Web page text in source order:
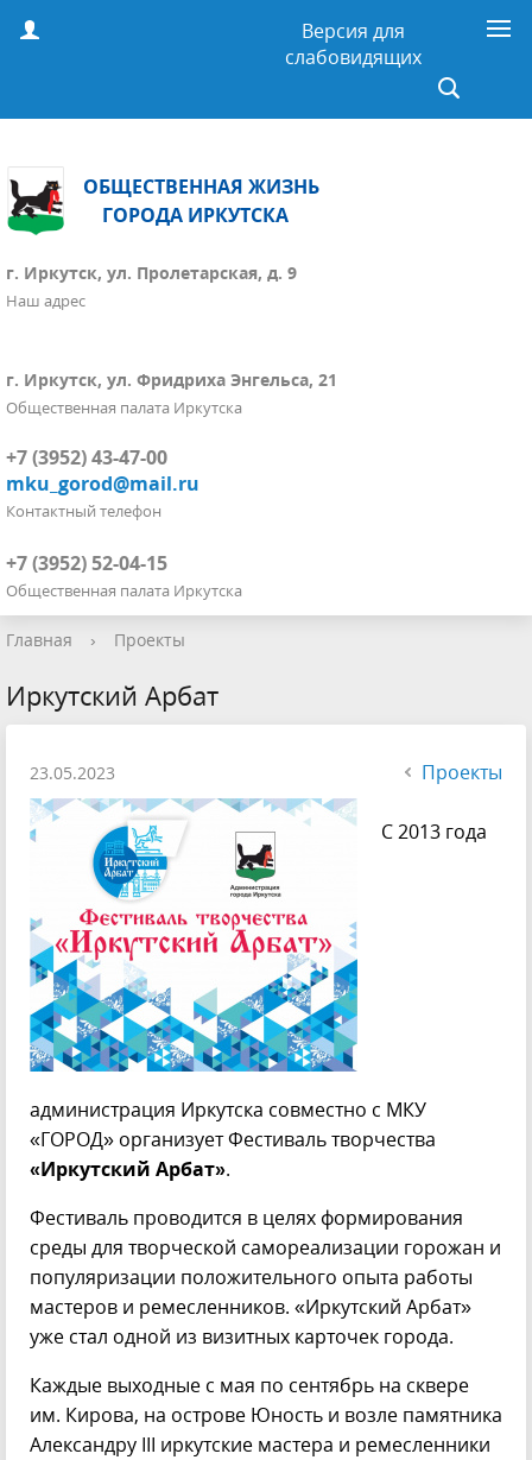
Версия для
слабовидящих
ОБЩЕСТВЕННАЯ ЖИЗНЬ
ГОРОДА ИРКУТСКА
г. Иркутск, ул. Пролетарская, д. 9
Наш адрес
г. Иркутск, ул. Фридриха Энгельса, 21
Общественная палата Иркутска
+7 (3952) 43-47-00
mku_gorod@mail.ru
Контактный телефон
+7 (3952) 52-04-15
Общественная палата Иркутска
Главная › Проекты
Иркутский Арбат
23.05.2023 Проекты
С 2013 года
администрация Иркутска совместно с МКУ
«ГОРОД» организует Фестиваль творчества
«Иркутский Арбат».
Фестиваль проводится в целях формирования
среды для творческой самореализации горожан и
популяризации положительного опыта работы
мастеров и ремесленников. «Иркутский Арбат»
уже стал одной из визитных карточек города.
Каждые выходные с мая по сентябрь на сквере
им. Кирова, на острове Юность и возле памятника
Александру III иркутские мастера и ремесленники